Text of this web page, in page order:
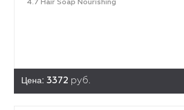
4.7 Hair Soap Nourishing
Цена: 3372 руб.